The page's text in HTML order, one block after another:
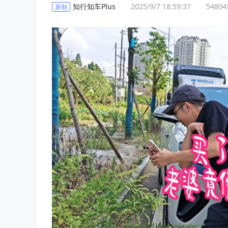
原创 知行知车Plus 2025/9/7 18:59:37 54804